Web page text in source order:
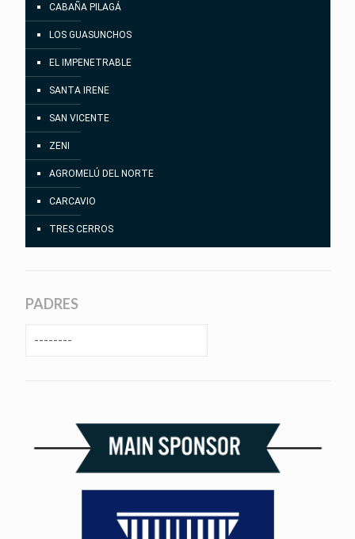
CABAÑA PILAGÁ
LOS GUASUNCHOS
EL IMPENETRABLE
SANTA IRENE
SAN VICENTE
ZENI
AGROMELÚ DEL NORTE
CARCAVIO
TRES CERROS
PADRES